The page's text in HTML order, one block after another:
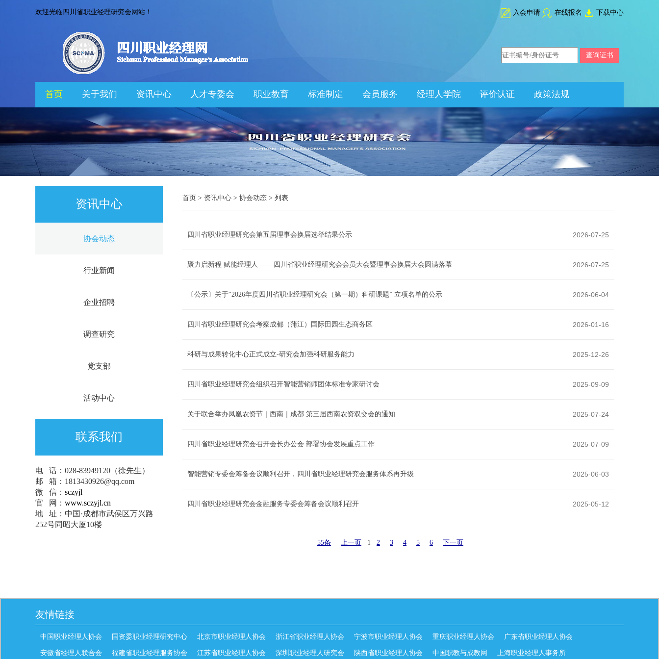
欢迎光临四川省职业经理研究会网站！ 入会申请 在线报名 下载中心
首页 关于我们 资讯中心 人才专委会 职业教育 标准制定 会员服务 经理人学院 评价认证 政策法规
资讯中心
协会动态
行业新闻
企业招聘
调查研究
党支部
活动中心
联系我们
电 话： 028-83949120（徐先生）
邮 箱：1813430926@qq.com
微 信： sczyjl
官 网： www.sczyjl.cn
地 址：中国·成都市武侯区万兴路
252号同昭大厦10楼
首页 > 资讯中心 > 协会动态 > 列表
四川省职业经理研究会第五届理事会换届选举结果公示 2026-07-25
聚力启新程 赋能经理人 ——四川省职业经理研究会会员大会暨理事会换届大会圆满落幕 2026-07-25
〔公示〕关于“2026年度四川省职业经理研究会（第一期）科研课题” 立项名单的公示 2026-06-04
四川省职业经理研究会考察成都（蒲江）国际田园生态商务区 2026-01-16
科研与成果转化中心正式成立-研究会加强科研服务能力 2025-12-26
四川省职业经理研究会组织召开智能营销师团体标准专家研讨会 2025-09-09
关于联合举办凤凰农资节｜西南｜成都 第三届西南农资双交会的通知 2025-07-24
四川省职业经理研究会召开会长办公会 部署协会发展重点工作 2025-07-09
智能营销专委会筹备会议顺利召开，四川省职业经理研究会服务体系再升级 2025-06-03
四川省职业经理研究会金融服务专委会筹备会议顺利召开 2025-05-12
55条 上一页 1 2 3 4 5 6 下一页
友情链接
中国职业经理人协会 国资委职业经理研究中心 北京市职业经理人协会 浙江省职业经理人协会 宁波市职业经理人协会 重庆职业经理人协会 广东省职业经理人协会
安徽省经理人联合会 福建省职业经理服务协会 江苏省职业经理人协会 深圳职业经理人研究会 陕西省职业经理人协会 中国职教与成教网 上海职业经理人事务所